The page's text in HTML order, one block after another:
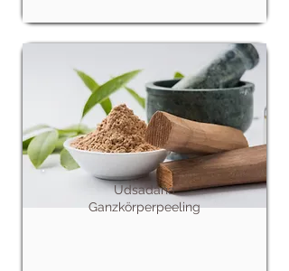
Udsadana
Ganzkörperpeeling